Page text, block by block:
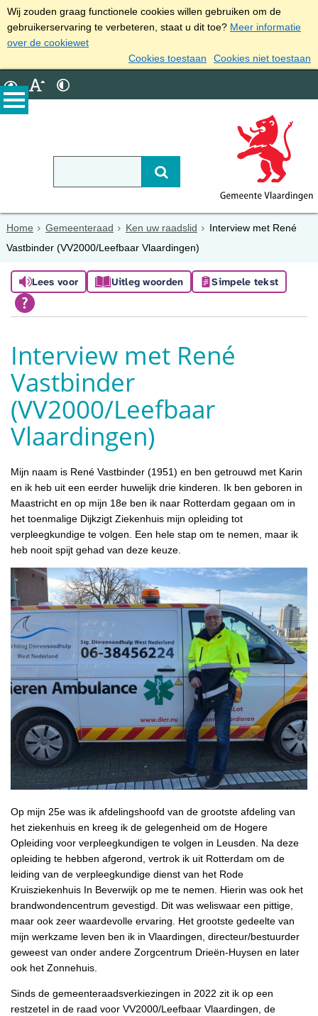
Wij zouden graag functionele cookies willen gebruiken om de
gebruikerservaring te verbeteren, staat u dit toe? Meer informatie
over de cookiewet
Cookies toestaan
Cookies niet toestaan
Home Gemeenteraad Ken uw raadslid
Interview met René
Vastbinder (VV2000/Leefbaar Vlaardingen)
Lees voor Uitleg woorden Simpele tekst
Interview met René
Vastbinder
(VV2000/Leefbaar
Vlaardingen)
Mijn naam is René Vastbinder (1951) en ben getrouwd met Karin
en ik heb uit een eerder huwelijk drie kinderen. Ik ben geboren in
Maastricht en op mijn 18e ben ik naar Rotterdam gegaan om in
het toenmalige Dijkzigt Ziekenhuis mijn opleiding tot
verpleegkundige te volgen. Een hele stap om te nemen, maar ik
heb nooit spijt gehad van deze keuze.
Op mijn 25e was ik afdelingshoofd van de grootste afdeling van
het ziekenhuis en kreeg ik de gelegenheid om de Hogere
Opleiding voor verpleegkundigen te volgen in Leusden. Na deze
opleiding te hebben afgerond, vertrok ik uit Rotterdam om de
leiding van de verpleegkundige dienst van het Rode
Kruisziekenhuis In Beverwijk op me te nemen. Hierin was ook het
brandwondencentrum gevestigd. Dit was weliswaar een pittige,
maar ook zeer waardevolle ervaring. Het grootste gedeelte van
mijn werkzame leven ben ik in Vlaardingen, directeur/bestuurder
geweest van onder andere Zorgcentrum Drieën-Huysen en later
ook het Zonnehuis.
Sinds de gemeenteraadsverkiezingen in 2022 zit ik op een
restzetel in de raad voor VV2000/Leefbaar Vlaardingen, de